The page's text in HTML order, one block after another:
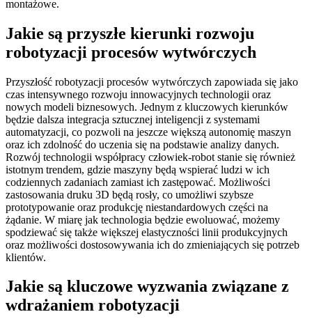
montażowe.
Jakie są przyszłe kierunki rozwoju
robotyzacji procesów wytwórczych
Przyszłość robotyzacji procesów wytwórczych zapowiada się jako
czas intensywnego rozwoju innowacyjnych technologii oraz
nowych modeli biznesowych. Jednym z kluczowych kierunków
będzie dalsza integracja sztucznej inteligencji z systemami
automatyzacji, co pozwoli na jeszcze większą autonomię maszyn
oraz ich zdolność do uczenia się na podstawie analizy danych.
Rozwój technologii współpracy człowiek-robot stanie się również
istotnym trendem, gdzie maszyny będą wspierać ludzi w ich
codziennych zadaniach zamiast ich zastępować. Możliwości
zastosowania druku 3D będą rosły, co umożliwi szybsze
prototypowanie oraz produkcję niestandardowych części na
żądanie. W miarę jak technologia będzie ewoluować, możemy
spodziewać się także większej elastyczności linii produkcyjnych
oraz możliwości dostosowywania ich do zmieniających się potrzeb
klientów.
Jakie są kluczowe wyzwania związane z
wdrażaniem robotyzacji